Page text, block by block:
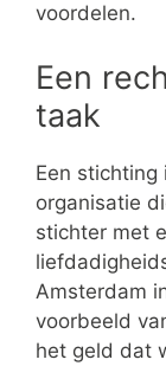
voordelen.
Een
taak
Een stichting
organisatie
stichter met
Amsterdam
voorbeeld
het geld dat